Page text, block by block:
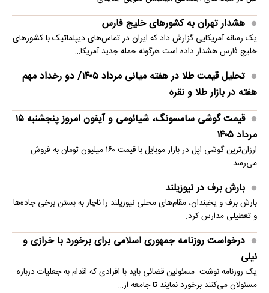
هشدار تهران به کشورهای خلیج فارس
یک رسانه آمریکایی گزارش داد که ایران در تماس‌های دیپلماتیک با کشورهای
خلیج فارس هشدار داده است هرگونه حمله جدید آمریکا…
تحلیل قیمت طلا در هفته میانی مرداد ۱۴۰۵/ دو رخداد مهم
هفته در بازار طلا و نقره
قیمت گوشی سامسونگ، شیائومی و آیفون امروز پنجشنبه ۱۵
مرداد ۱۴۰۵
ارزان‌ترین گوشی اپل در بازار موبایل با قیمت ۱۶۰ میلیون تومان به فروش
می‌رسد
بارش برف در نیوزیلند
بارش برف و یخبندان، مقام‌های محلی نیوزیلند را ناچار به بستن برخی جاده‌ها
و تعطیلی مدارس کرد.
درخواست روزنامه جمهوری اسلامی برای برخورد با خرازی و
نیلی
یک روزنامه نوشت: مسئولین قضائی باید با افرادی که اقدام به جعلیات درباره
مسئولان می‌کنند برخورد نمایند تا جامعه از…